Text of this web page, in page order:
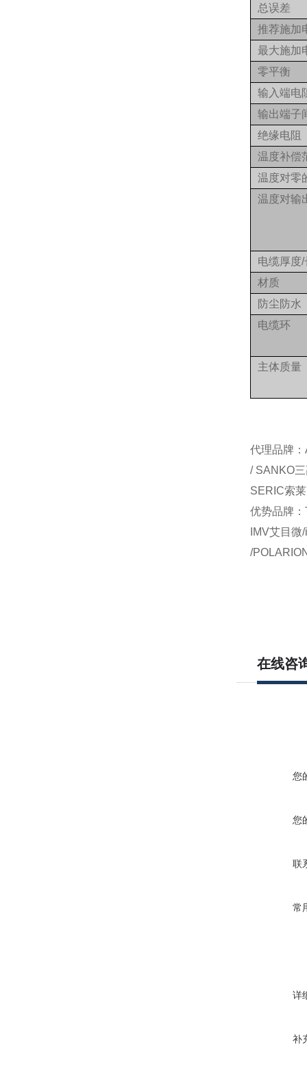
总误差
推荐施加
最大施加
零平衡
输入端电
输出端子
绝缘电阻
温度补偿
温度对零
温度对输
电缆厚度/
材质
防尘防水
电缆环
主体质量
代理品牌
/ SANKO
SERIC索
优势品牌
IMV艾目
/
在线咨
您
您
联
常
详
补